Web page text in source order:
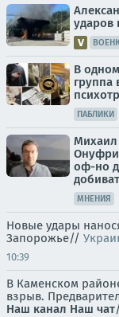
ударов
В
группа
ПАБЛИКИ
оф-но
МНЕНИЯ
Новые удары
Запорожье//
10:39
В Каменском
взрыв.
Наш канал Наш чат